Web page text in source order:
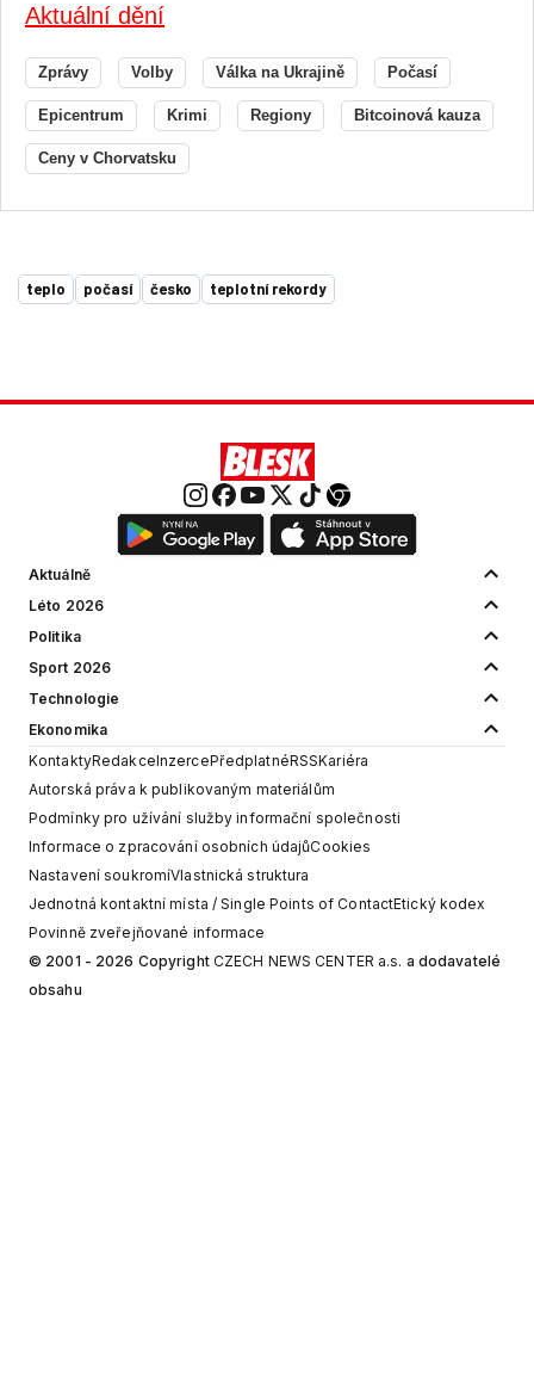
Aktuální dění
Zprávy Volby Válka na Ukrajině Počasí
Epicentrum Krimi Regiony Bitcoinová kauza
Ceny v Chorvatsku
teplo počasí česko teplotní rekordy
Aktuálně
Léto 2026
Politika
Sport 2026
Technologie
Ekonomika
KontaktyRedakceInzercePředplatnéRSSKariéra
Autorská práva k publikovaným materiálům
Podmínky pro užívání služby informační společnosti
Informace o zpracování osobních údajůCookies
Nastavení soukromíVlastnická struktura
Jednotná kontaktní místa / Single Points of ContactEtický kodex
Povinně zveřejňované informace
© 2001 - 2026 Copyright CZECH NEWS CENTER a.s. a dodavatelé
obsahu